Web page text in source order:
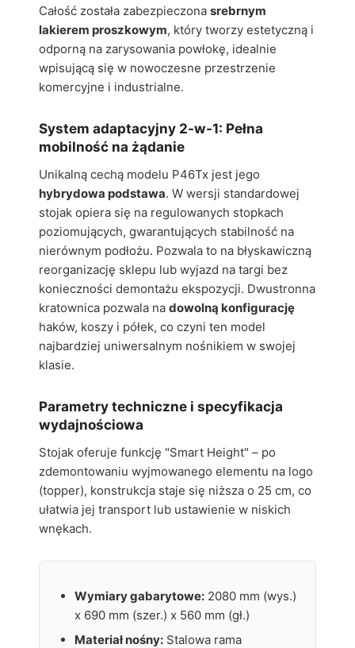
Całość została zabezpieczona srebrnym
lakierem proszkowym, który tworzy estetyczną i
odporną na zarysowania powłokę, idealnie
wpisującą się w nowoczesne przestrzenie
komercyjne i industrialne.
System adaptacyjny 2-w-1: Pełna
mobilność na żądanie
Unikalną cechą modelu P46Tx jest jego
hybrydowa podstawa. W wersji standardowej
stojak opiera się na regulowanych stopkach
poziomujących, gwarantujących stabilność na
nierównym podłożu. Pozwala to na błyskawiczną
reorganizację sklepu lub wyjazd na targi bez
konieczności demontażu ekspozycji. Dwustronna
kratownica pozwala na dowolną konfigurację
haków, koszy i półek, co czyni ten model
najbardziej uniwersalnym nośnikiem w swojej
klasie.
Parametry techniczne i specyfikacja
wydajnościowa
Stojak oferuje funkcję "Smart Height" – po
zdemontowaniu wyjmowanego elementu na logo
(topper), konstrukcja staje się niższa o 25 cm, co
ułatwia jej transport lub ustawienie w niskich
wnękach.
Wymiary gabarytowe: 2080 mm (wys.)
x 690 mm (szer.) x 560 mm (gł.)
Materiał nośny: Stalowa rama